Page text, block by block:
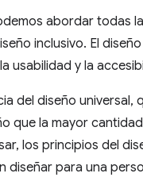
abordar todas
inclusivo. El
usabilidad y la
del diseño universal,
que la mayor
los principios del
diseñar para una